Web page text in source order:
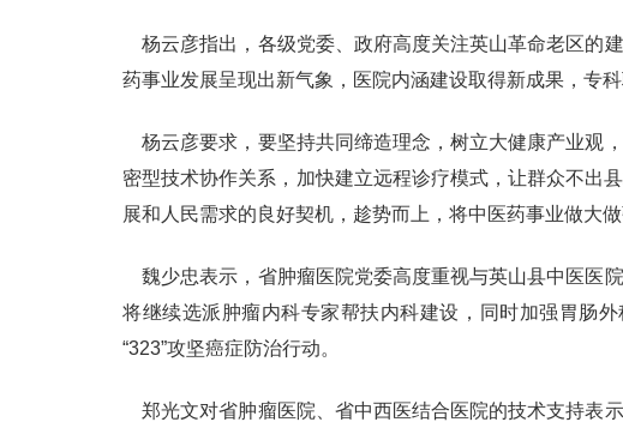
杨云彦指出，各级党委、政府高度关注英山革命老区的
药事业发展呈现出新气象，医院内涵建设取得新成果，专
杨云彦要求，要坚持共同缔造理念，树立大健康产业观
密型技术协作关系，加快建立远程诊疗模式，让群众不出
展和人民需求的良好契机，趁势而上，将中医药事业做大做
魏少忠表示，省肿瘤医院党委高度重视与英山县中医医
将继续选派肿瘤内科专家帮扶内科建设，同时加强胃肠
“323”攻坚癌症防治行动。
郑光文对省肿瘤医院、省中西医结合医院的技术支持表